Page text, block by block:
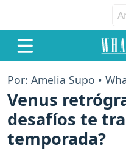
Por: Amelia Supo •
Venus
desafíos te
temporada?